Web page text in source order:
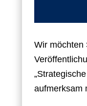
Wir möchten
aufmerksam